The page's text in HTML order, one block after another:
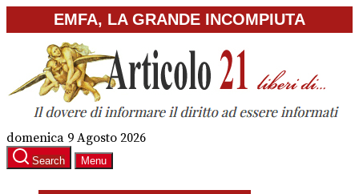
to
content
EMFA, LA GRANDE INCOMPIUTA
domenica 9 Agosto 2026
Search Menu